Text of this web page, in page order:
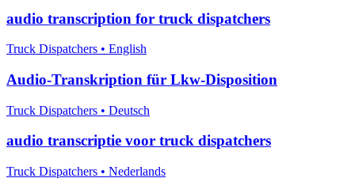
audio transcription for truck dispatchers
Truck Dispatchers • English
Audio-Transkription für Lkw-Disposition
Truck Dispatchers • Deutsch
audio transcriptie voor truck dispatchers
Truck Dispatchers • Nederlands